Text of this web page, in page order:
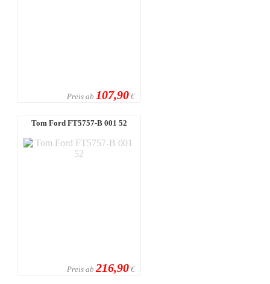
Preis ab 107,90 €
Tom Ford FT5757-B 001 52
Preis ab 216,90 €